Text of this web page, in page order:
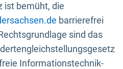
ist bemüht, die
barrierefrei
sind das
Informationstechnik-